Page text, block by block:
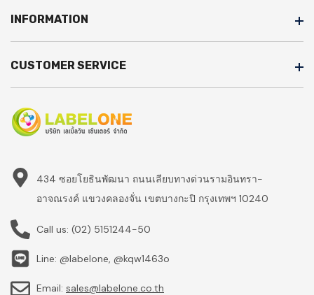
INFORMATION
CUSTOMER SERVICE
434 ซอยโยธินพัฒนา ถนนเลียบทางด่วนรามอินทรา-
อาจณรงค์ แขวงคลองจั่น เขตบางกะปิ กรุงเทพฯ 10240
Call us: (02) 5151244-50
Line: @labelone, @kqw1463o
Email: sales@labelone.co.th